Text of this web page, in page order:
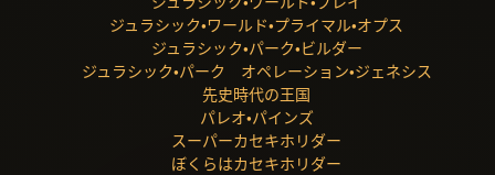
ジュラシック・ワールド・プライマル・オプス
ジュラシック・パーク・ビルダー
ジュラシック・パーク オペレーション・ジェネシス
先史時代の王国
パレオ・パインズ
スーパーカセキホリダー
ぼくらはカセキホリダー